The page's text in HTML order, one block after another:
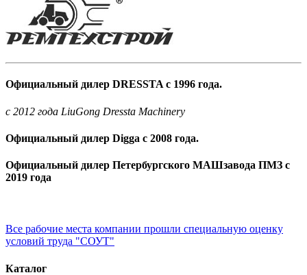
Официальный дилер DRESSTA с 1996 года.
c 2012 года LiuGong Dressta Machinery
Официальный дилер Digga с 2008 года.
Официальный дилер Петербургского МАШзавода ПМЗ с
2019 года
Все рабочие места компании прошли специальную оценку
условий труда "СОУТ"
Каталог